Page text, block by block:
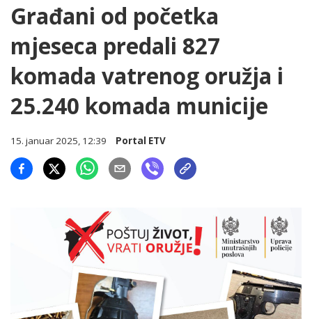
Građani od početka
mjeseca predali 827
komada vatrenog oružja i
25.240 komada municije
15. januar 2025, 12:39 Portal ETV